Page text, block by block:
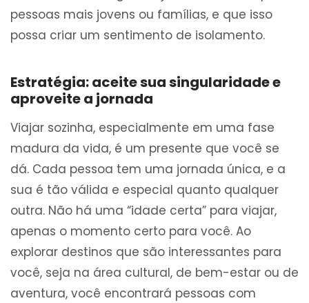
pessoas mais jovens ou famílias, e que isso
possa criar um sentimento de isolamento.
Estratégia: aceite sua singularidade e
aproveite a jornada
Viajar sozinha, especialmente em uma fase
madura da vida, é um presente que você se
dá. Cada pessoa tem uma jornada única, e a
sua é tão válida e especial quanto qualquer
outra. Não há uma “idade certa” para viajar,
apenas o momento certo para você. Ao
explorar destinos que são interessantes para
você, seja na área cultural, de bem-estar ou de
aventura, você encontrará pessoas com